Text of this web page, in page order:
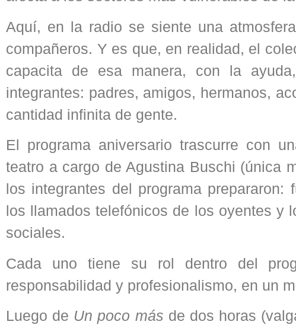
Aquí, en la radio se siente una
compañeros. Y es que, en realidad, el
capacita de esa manera, con la
integrantes: padres, amigos, hermanos,
cantidad infinita de gente.
El programa aniversario trascurre con
teatro a cargo de Agustina Buschi (única
los integrantes del programa
los llamados telefónicos de los oyentes y
sociales.
Cada uno tiene su rol dentro del
responsabilidad y profesionalismo, en un
Luego de Un poco más de dos horas